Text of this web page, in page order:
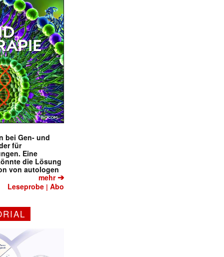
bei Gen- und
für
Eine
die Lösung
von autologen
mehr➔
Leseprobe |Abo